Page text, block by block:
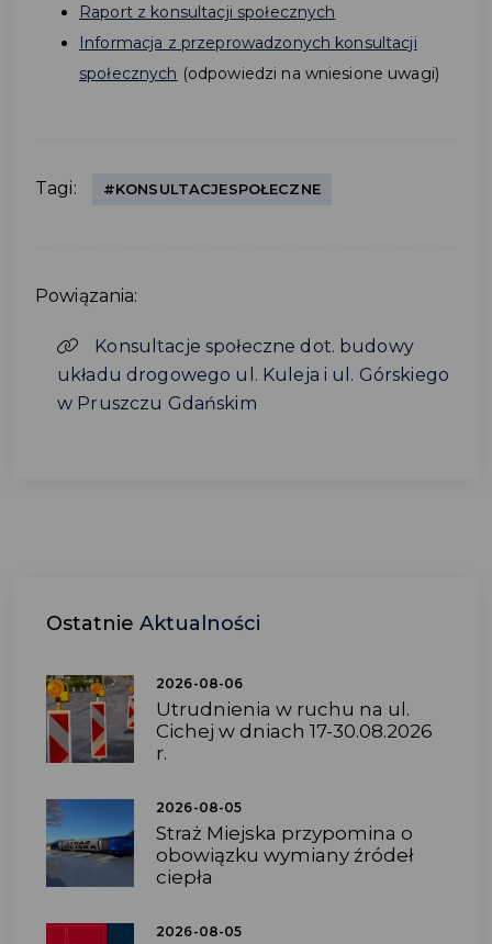
Raport z konsultacji społecznych
Informacja z przeprowadzonych konsultacji
społecznych (odpowiedzi na wniesione uwagi)
Tagi: #KONSULTACJESPOŁECZNE
Powiązania:
Konsultacje społeczne dot. budowy
układu drogowego ul. Kuleja i ul. Górskiego
w Pruszczu Gdańskim
Ostatnie Aktualności
2026-08-06
Utrudnienia w ruchu na ul.
Cichej w dniach 17-30.08.2026
r.
2026-08-05
Straż Miejska przypomina o
obowiązku wymiany źródeł
ciepła
2026-08-05